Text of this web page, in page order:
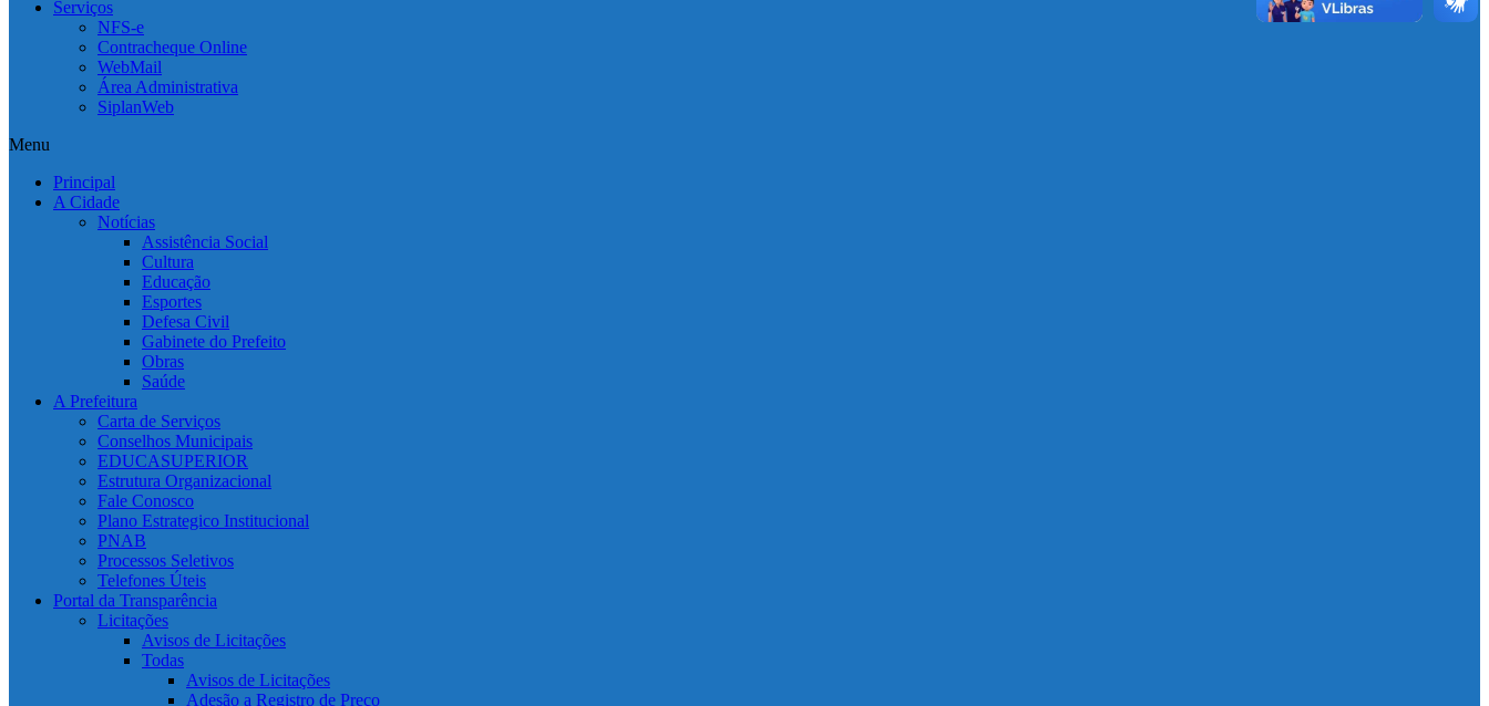
Serviços
NFS-e
Contracheque Online
WebMail
Área Administrativa
SiplanWeb
Menu
Principal
A Cidade
Notícias
Assistência Social
Cultura
Educação
Esportes
Defesa Civil
Gabinete do Prefeito
Obras
Saúde
A Prefeitura
Carta de Serviços
Conselhos Municipais
EDUCASUPERIOR
Estrutura Organizacional
Fale Conosco
Plano Estrategico Institucional
PNAB
Processos Seletivos
Telefones Úteis
Portal da Transparência
Licitações
Avisos de Licitações
Todas
Avisos de Licitações
Adesão a Registro de Preço